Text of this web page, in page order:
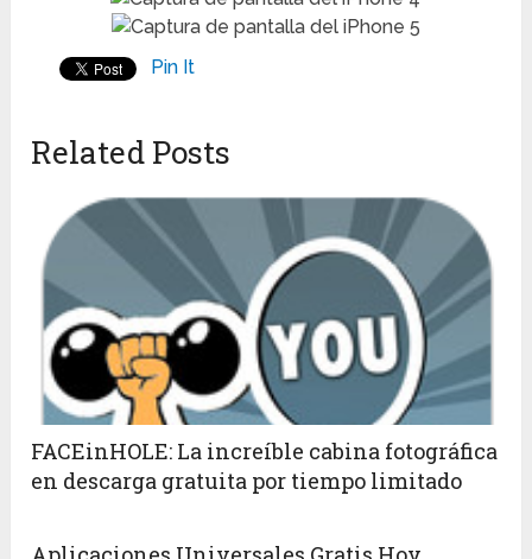
Pin It
Related Posts
FACEinHOLE: La increíble cabina fotográfica
en descarga gratuita por tiempo limitado